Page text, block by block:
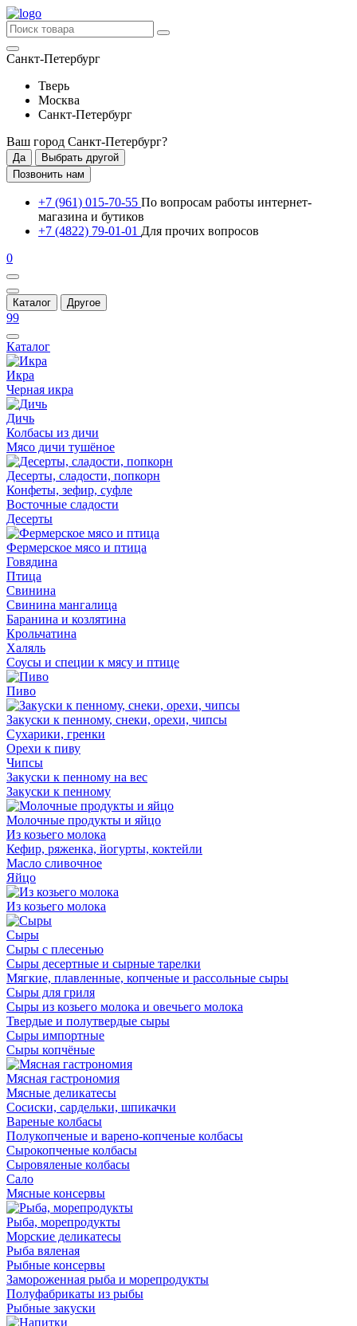
Санкт-Петербург
Тверь
Москва
Санкт-Петербург
Ваш город Санкт-Петербург?
Да
Выбрать другой
Позвонить нам
+7 (961) 015-70-55 По вопросам работы интернет-
магазина и бутиков
+7 (4822) 79-01-01 Для прочих вопросов
0
Каталог Другое
99
Каталог
Икра
Черная икра
Дичь
Колбасы из дичи
Мясо дичи тушёное
Десерты, сладости, попкорн
Конфеты, зефир, суфле
Восточные сладости
Десерты
Фермерское мясо и птица
Говядина
Птица
Свинина
Свинина мангалица
Баранина и козлятина
Крольчатина
Халяль
Соусы и специи к мясу и птице
Пиво
Закуски к пенному, снеки, орехи, чипсы
Сухарики, гренки
Орехи к пиву
Чипсы
Закуски к пенному на вес
Закуски к пенному
Молочные продукты и яйцо
Из козьего молока
Кефир, ряженка, йогурты, коктейли
Масло сливочное
Яйцо
Из козьего молока
Сыры
Сыры с плесенью
Сыры десертные и сырные тарелки
Мягкие, плавленные, копченые и рассольные сыры
Сыры для гриля
Сыры из козьего молока и овечьего молока
Твердые и полутвердые сыры
Сыры импортные
Сыры копчёные
Мясная гастрономия
Мясные деликатесы
Сосиски, сардельки, шпикачки
Вареные колбасы
Полукопченые и варено-копченые колбасы
Сырокопченые колбасы
Сыровяленые колбасы
Сало
Мясные консервы
Рыба, морепродукты
Морские деликатесы
Рыба вяленая
Рыбные консервы
Замороженная рыба и морепродукты
Полуфабрикаты из рыбы
Рыбные закуски